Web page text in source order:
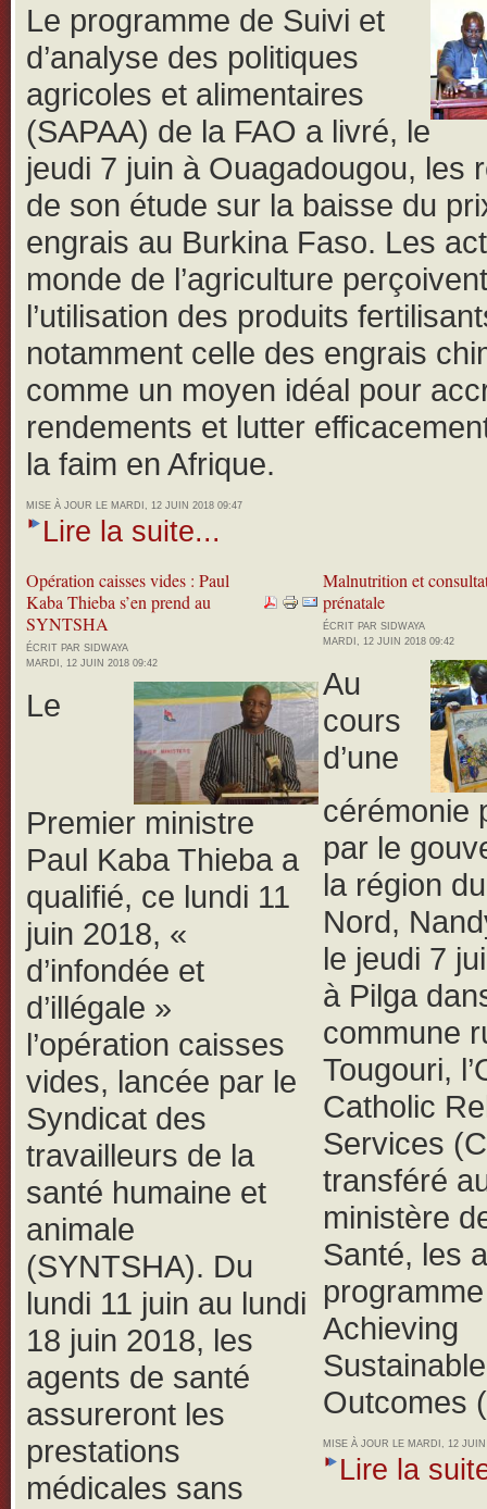
Le programme de Suivi et
d’analyse des politiques
agricoles et alimentaires
(SAPAA) de la FAO a livré, le
jeudi 7 juin à Ouagadougou, les
de son étude sur la baisse du
engrais au Burkina Faso. Les
monde de l’agriculture perçoivent
l’utilisation des produits
notamment celle des engrais
comme un moyen idéal pour
rendements et lutter
la faim en Afrique.
MISE À JOUR LE MARDI, 12 JUIN 2018 09:47
Lire la suite...
Opération caisses vides : Paul
Kaba Thieba s’en prend au
SYNTSHA
ÉCRIT PAR SIDWAYA
MARDI, 12 JUIN 2018 09:42
Le
Premier ministre
Paul Kaba Thieba a
qualifié, ce lundi 11
juin 2018, «
d’infondée et
d’illégale »
l’opération caisses
vides, lancée par le
Syndicat des
travailleurs de la
santé humaine et
animale
(SYNTSHA). Du
lundi 11 juin au lundi
18 juin 2018, les
agents de santé
assureront les
prestations
médicales sans
Malnutrition et
prénatale
ÉCRIT PAR SIDWAYA
MARDI, 12 JUIN 2018 09:42
Au
cours
d’une
cérémonie
par le
la région
Nord,
le jeudi 7
à Pilga
commune
Tougouri,
Catholic
Services
transféré
ministère
Santé, les
Achieving
Sustainable
Outcomes
MISE À JOUR LE MARDI, 12
Lire la